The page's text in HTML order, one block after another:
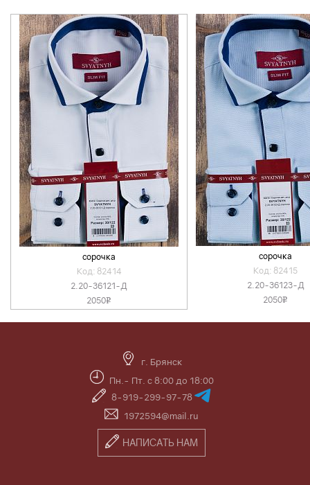
сорочка
Код: 82414
2.20-36121-Д
2050v
сорочка
Код: 82415
2.20-36123-Д
2050v
г. Брянск
Пн.- Пт. с 8:00 до 18:00
8-919-299-97-78
1972594@mail.ru
НАПИСАТЬ НАМ